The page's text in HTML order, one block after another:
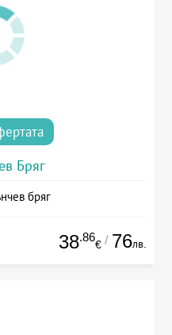
Бряг
бряг
38.86
€ / 76лв.